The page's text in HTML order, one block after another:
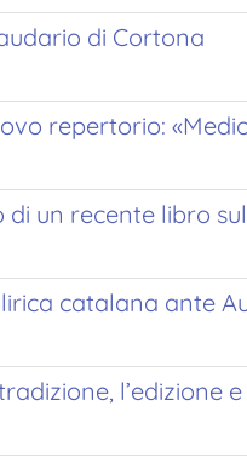
di Cortona
repertorio:
un recente libro
catalana ante
l’edizione